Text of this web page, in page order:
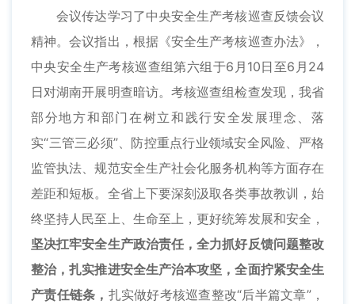
会议传达学习了中央安全生产考核巡查反馈会议
精神。会议指出，根据《安全生产考核巡查办法》，
中央安全生产考核巡查组第六组于6月10日至6月24
日对湖南开展明查暗访。考核巡查组检查发现，我省
部分地方和部门在树立和践行安全发展理念、落
实“三管三必须”、防控重点行业领域安全风险、严格
监管执法、规范安全生产社会化服务机构等方面存在
差距和短板。全省上下要深刻汲取各类事故教训，始
终坚持人民至上、生命至上，更好统筹发展和安全，
坚决扛牢安全生产政治责任，全力抓好反馈问题整改
整治，扎实推进安全生产治本攻坚，全面拧紧安全生
产责任链条， 扎实做好考核巡查整改“后半篇文章”，